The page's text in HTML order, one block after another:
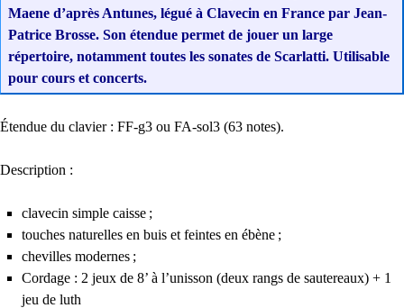
Maene d’après Antunes, légué à Clavecin en France par Jean-
Patrice Brosse. Son étendue permet de jouer un large
répertoire, notamment toutes les sonates de Scarlatti. Utilisable
pour cours et concerts.
Étendue du clavier : FF-g3 ou FA-sol3 (63 notes).
Description :
clavecin simple caisse ;
touches naturelles en buis et feintes en ébène ;
chevilles modernes ;
Cordage : 2 jeux de 8’ à l’unisson (deux rangs de sautereaux) + 1
jeu de luth